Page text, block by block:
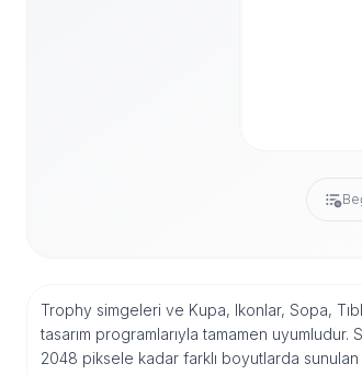
Trophy simgeleri ve Kupa, Ikonlar, Sopa,
tasarım programlarıyla tamamen
2048 piksele kadar farklı boyutlarda